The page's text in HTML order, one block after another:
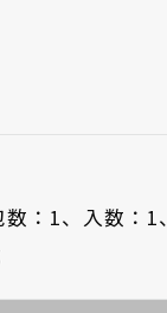
：1、 入数：1、